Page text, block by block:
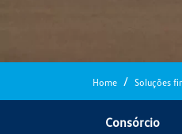
Home Soluções
Consórcio